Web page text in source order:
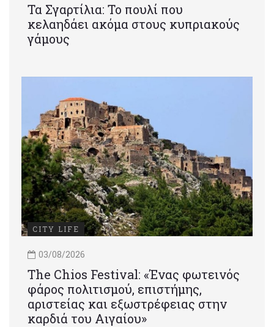
Τα Σγαρτίλια: Το πουλί που
κελαηδάει ακόμα στους κυπριακούς
γάμους
CITY LIFE
03/08/2026
Τhe Chios Festival: «Ένας φωτεινός
φάρος πολιτισμού, επιστήμης,
αριστείας και εξωστρέφειας στην
καρδιά του Αιγαίου»